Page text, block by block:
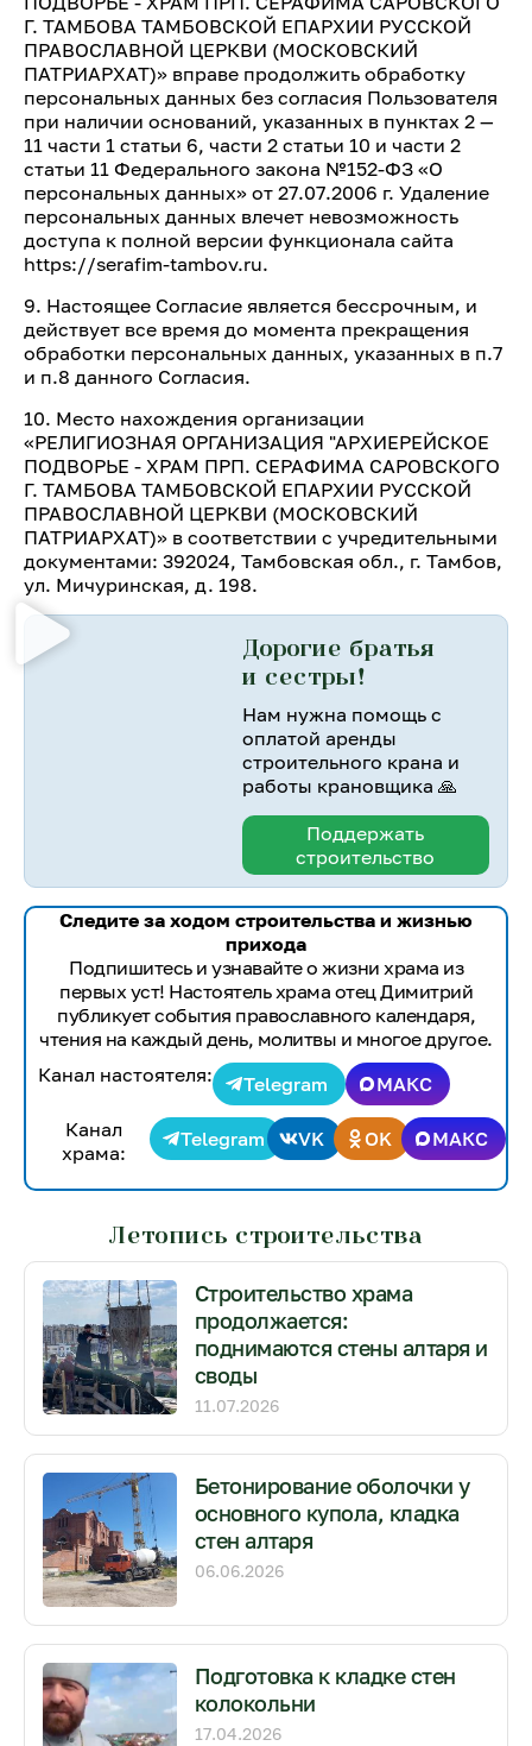
Г. ТАМБОВА ТАМБОВСКОЙ ЕПАРХИИ РУССКОЙ
ПРАВОСЛАВНОЙ ЦЕРКВИ (МОСКОВСКИЙ
ПАТРИАРХАТ)» вправе продолжить обработку
персональных данных без согласия Пользователя
при наличии оснований, указанных в пунктах 2 —
11 части 1 статьи 6, части 2 статьи 10 и части 2
статьи 11 Федерального закона №152-ФЗ «О
персональных данных» от 27.07.2006 г. Удаление
персональных данных влечет невозможность
доступа к полной версии функционала сайта
https://serafim-tambov.ru.
9. Настоящее Согласие является бессрочным, и
действует все время до момента прекращения
обработки персональных данных, указанных в п.7
и п.8 данного Согласия.
10. Место нахождения организации
«РЕЛИГИОЗНАЯ ОРГАНИЗАЦИЯ "АРХИЕРЕЙСКОЕ
ПОДВОРЬЕ - ХРАМ ПРП. СЕРАФИМА САРОВСКОГО
Г. ТАМБОВА ТАМБОВСКОЙ ЕПАРХИИ РУССКОЙ
ПРАВОСЛАВНОЙ ЦЕРКВИ (МОСКОВСКИЙ
ПАТРИАРХАТ)» в соответствии с учредительными
документами: 392024, Тамбовская обл., г. Тамбов,
ул. Мичуринская, д. 198.
Дорогие братья
и сестры!
Нам нужна помощь с
оплатой аренды
строительного крана и
работы крановщика 🙏
Поддержать
строительство
Следите за ходом строительства и жизнью
прихода
Подпишитесь и узнавайте о жизни храма из
первых уст! Настоятель храма отец Димитрий
публикует события православного календаря,
чтения на каждый день, молитвы и многое другое.
Канал настоятеля:
Telegram
МАКС
Канал
храма:
Telegram VK OK МАКС
Летопись строительства
Строительство храма
продолжается:
поднимаются стены алтаря и
своды
11.07.2026
Бетонирование оболочки у
основного купола, кладка
стен алтаря
06.06.2026
Подготовка к кладке стен
колокольни
17.04.2026